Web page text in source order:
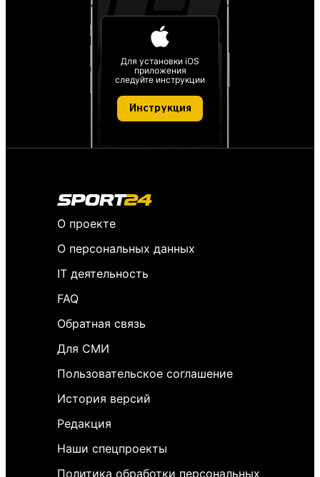
Для установки iOS
приложения
следуйте инструкции
Инструкция
О проекте
О персональных данных
IT деятельность
FAQ
Обратная связь
Для СМИ
Пользовательское соглашение
История версий
Редакция
Наши спецпроекты
Политика обработки персональных